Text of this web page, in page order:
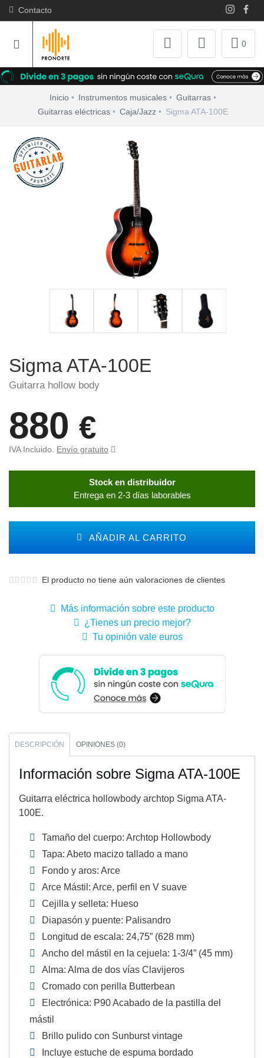
Contacto
0
Inicio Instrumentos musicales
Guitarras
Guitarras eléctricas
Caja/Jazz Sigma ATA-100E
Sigma ATA-100E
Guitarra hollow body
880 €
IVA Incluido. Envío gratuito
Stock en distribuidor
Entrega en 2-3 días laborables
AÑADIR AL CARRITO
El producto no tiene aún valoraciones de clientes
Más información sobre este producto
¿Tienes un precio mejor?
Tu opinión vale euros
DESCRIPCIÓN OPINIONES (0)
Información sobre Sigma ATA-100E
Guitarra eléctrica hollowbody archtop Sigma ATA-
100E.
Tamaño del cuerpo: Archtop Hollowbody
Tapa: Abeto macizo tallado a mano
Fondo y aros: Arce
Arce Mástil: Arce, perfil en V suave
Cejilla y selleta: Hueso
Diapasón y puente: Palisandro
Longitud de escala: 24,75” (628 mm)
Ancho del mástil en la cejuela: 1-3/4” (45 mm)
Alma: Alma de dos vías Clavijeros
Cromado con perilla Butterbean
Electrónica: P90 Acabado de la pastilla del
mástil
Brillo pulido con Sunburst vintage
Incluye estuche de espuma bordado